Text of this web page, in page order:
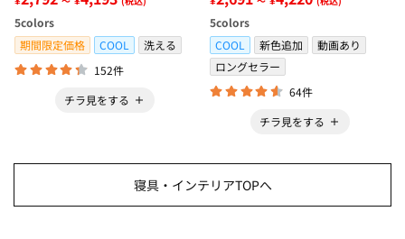
冷感・防ダニ・カーペット＞
5colors
期間限定価格
COOL
洗える
152件
チラ見をする
ボックスシーツ・寝苦しさ対策
＞
5colors
COOL
新色追加
動画あり
ロングセラー
64件
チラ見をする
寝具・インテリアTOPへ